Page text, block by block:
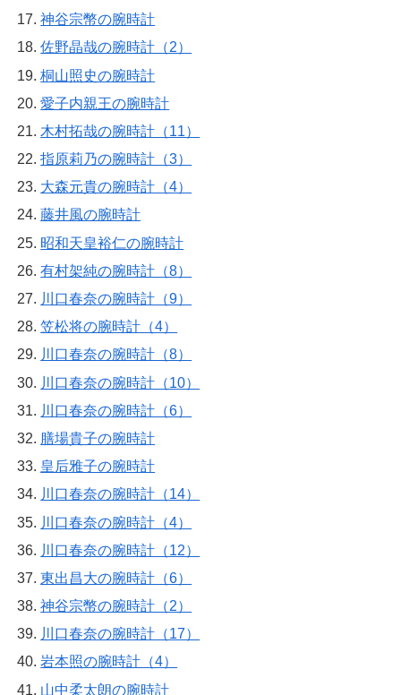
神谷宗幣の腕時計
佐野晶哉の腕時計（2）
桐山照史の腕時計
愛子内親王の腕時計
木村拓哉の腕時計（11）
指原莉乃の腕時計（3）
大森元貴の腕時計（4）
藤井風の腕時計
昭和天皇裕仁の腕時計
有村架純の腕時計（8）
川口春奈の腕時計（9）
笠松将の腕時計（4）
川口春奈の腕時計（8）
川口春奈の腕時計（10）
川口春奈の腕時計（6）
膳場貴子の腕時計
皇后雅子の腕時計
川口春奈の腕時計（14）
川口春奈の腕時計（4）
川口春奈の腕時計（12）
東出昌大の腕時計（6）
神谷宗幣の腕時計（2）
川口春奈の腕時計（17）
岩本照の腕時計（4）
山中柔太朗の腕時計